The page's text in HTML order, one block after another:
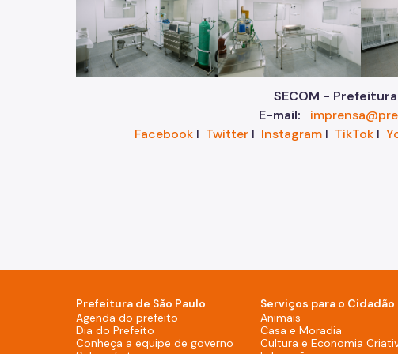
SECOM -
E-mail:
FacebookI TwitterI InstagramI TikTokI
Prefeitura de São Paulo
Agenda do prefeito Agenda do prefeito (Rodapé - Desktop)
Dia do Prefeito Dia do Prefeito (Rodapé - Desktop)
Conheça a equipe de governo Conheça a equipe de
Serviços para o Cidadão
Animais
Casa e Moradia
Cultura e Economia